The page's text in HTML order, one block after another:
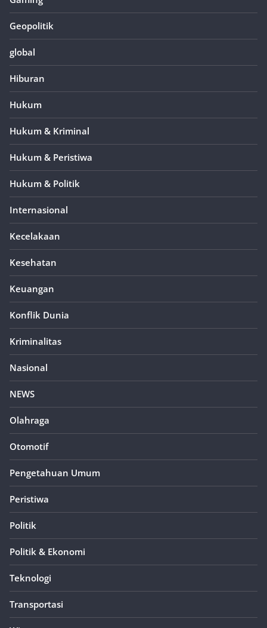
Geopolitik
global
Hiburan
Hukum
Hukum & Kriminal
Hukum & Peristiwa
Hukum & Politik
Internasional
Kecelakaan
Kesehatan
Keuangan
Konflik Dunia
Kriminalitas
Nasional
NEWS
Olahraga
Otomotif
Pengetahuan Umum
Peristiwa
Politik
Politik & Ekonomi
Teknologi
Transportasi